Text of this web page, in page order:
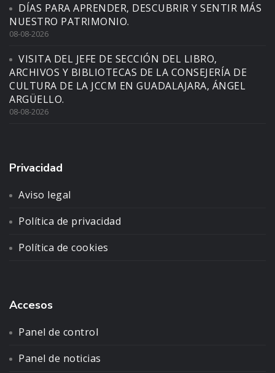
DÍAS PARA APRENDER, DESCUBRIR Y SENTIR MÁS
NUESTRO PATRIMONIO.
08-08-2026
VISITA DEL JEFE DE SECCIÓN DEL LIBRO,
ARCHIVOS Y BIBLIOTECAS DE LA CONSEJERÍA DE
CULTURA DE LA JCCM EN GUADALAJARA, ÁNGEL
ARGÜELLO.
08-08-2026
Privacidad
Aviso legal
Política de privacidad
Política de cookies
Accesos
Panel de control
Panel de noticias